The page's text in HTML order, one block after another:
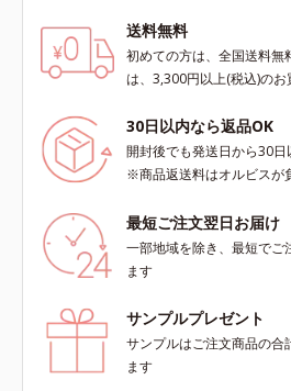
送料無料
初めての方は、全国送料
は、3,300円以上(税込)の
30日以内なら返品OK
開封後でも発送日から30
※商品返送料はオルビスが
最短ご注文翌日お届け
一部地域を除き、最短でご
ます
サンプルプレゼント
サンプルはご注文商品の合
ます